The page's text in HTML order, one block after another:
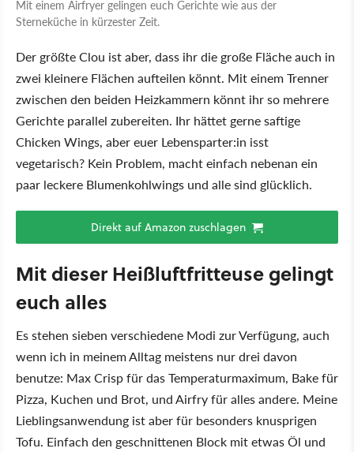
Mit einem Airfryer gelingen euch Gerichte wie aus der
Sterneküche in kürzester Zeit.
Der größte Clou ist aber, dass ihr die große Fläche auch in
zwei kleinere Flächen aufteilen könnt. Mit einem Trenner
zwischen den beiden Heizkammern könnt ihr so mehrere
Gerichte parallel zubereiten. Ihr hättet gerne saftige
Chicken Wings, aber euer Lebensparter:in isst
vegetarisch? Kein Problem, macht einfach nebenan ein
paar leckere Blumenkohlwings und alle sind glücklich.
Direkt auf Amazon zuschlagen
Mit dieser Heißluftfritteuse gelingt
euch alles
Es stehen sieben verschiedene Modi zur Verfügung, auch
wenn ich in meinem Alltag meistens nur drei davon
benutze: Max Crisp für das Temperaturmaximum, Bake für
Pizza, Kuchen und Brot, und Airfry für alles andere. Meine
Lieblingsanwendung ist aber für besonders knusprigen
Tofu. Einfach den geschnittenen Block mit etwas Öl und